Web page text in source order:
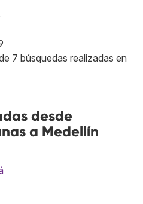
7 búsquedas realizadas en
desde
a Medellín